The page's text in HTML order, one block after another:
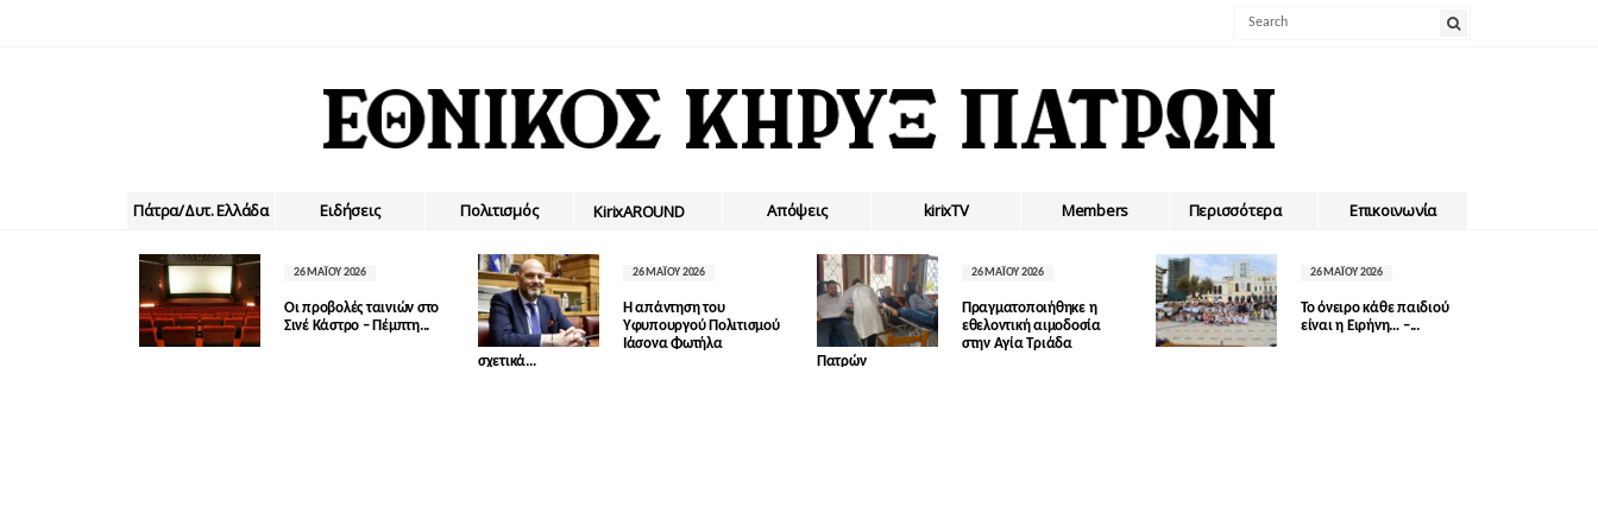
Πάτρα/Δυτ. Ελλάδα Ειδήσεις Πολιτισμός ΚirixAROUND Απόψεις kirixTV Members Περισσότερα Επικοινωνία
26 ΜΑΪ́ΟΥ 2026
Οι προβολές ταινιών στο
Σινέ Κάστρο – Πέμπτη...
26 ΜΑΪ́ΟΥ 2026
Η απάντηση του
Υφυπουργού Πολιτισμού
Ιάσονα Φωτήλα
σχετικά...
26 ΜΑΪ́ΟΥ 2026
Πραγματοποιήθηκε η
εθελοντική αιμοδοσία
στην Αγία Τριάδα
Πατρών
26 ΜΑΪ́ΟΥ 2026
Το όνειρο κάθε παιδιού
είναι η Ειρήνη… –...